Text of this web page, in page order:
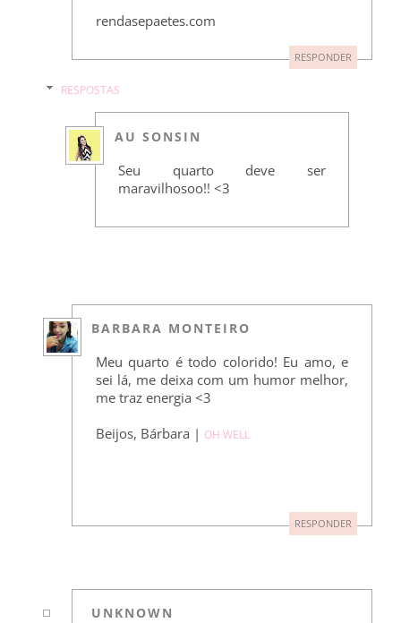
rendasepaetes.com
RESPONDER
RESPOSTAS
AU SONSIN
Seu quarto deve ser
maravilhosoo!! <3
BARBARA MONTEIRO
Meu quarto é todo colorido! Eu amo, e
sei lá, me deixa com um humor melhor,
me traz energia <3
Beijos, Bárbara | OH WELL
RESPONDER
UNKNOWN